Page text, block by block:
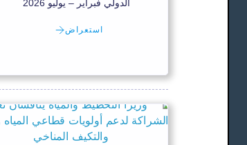
الدولي فبراير – يوليو 2026
استعراض